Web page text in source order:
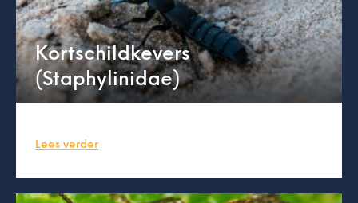
Kortschildkevers
(Staphylinidae)
Lees verder